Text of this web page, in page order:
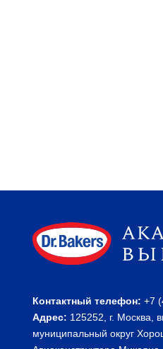
Контактный телефон: +7
Адрес: 125252, г. Москва,
муниципальный округ